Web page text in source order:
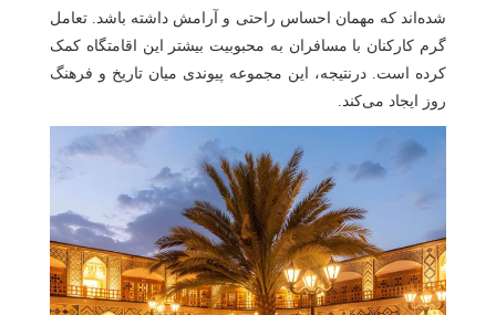
شده‌اند که مهمان احساس راحتی و آرامش داشته باشد. تعامل
گرم کارکنان با مسافران به محبوبیت بیشتر این اقامتگاه کمک
کرده است. درنتیجه، این مجموعه پیوندی میان تاریخ و فرهنگ
روز ایجاد می‌کند.